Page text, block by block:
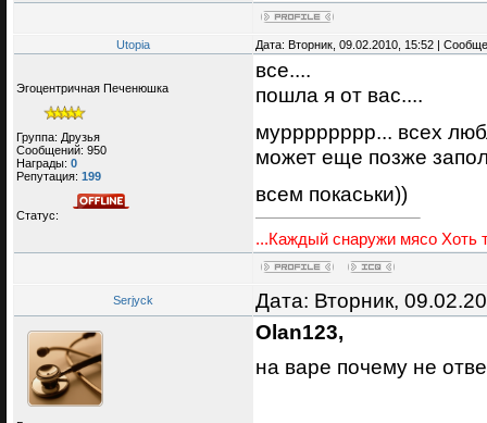
Utopia Дата: Вторник, 09.02.2010, 15:52 |
Эгоцентричная Печенюшка
Группа: Друзья
Сообщений: 950
Награды: 0
Репутация: 199
Статус:
все....
пошла я от вас....
мурррррррр... всех
может еще позже
всем покаськи))
...Каждый снаружи мясо Хоть
Serjyck Дата: Вторник,
Olan123,
на варе почему не